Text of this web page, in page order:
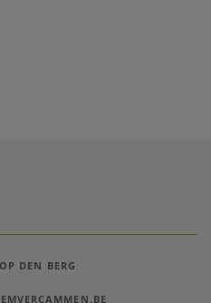
DEN BERG